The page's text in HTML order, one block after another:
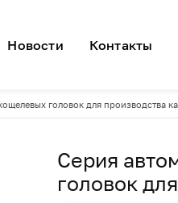
Новости Контакты
головок для производства
Серия
головок